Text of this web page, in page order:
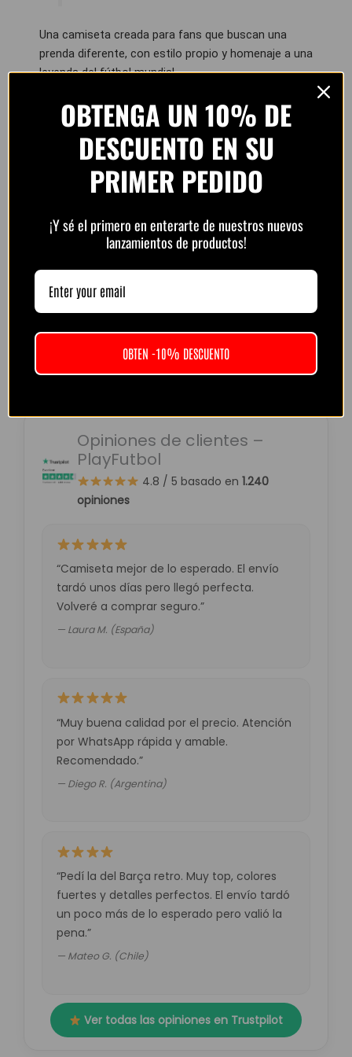
Una camiseta creada para fans que buscan una
prenda diferente, con estilo propio y homenaje a una
leyenda del fútbol mundial.
Pago 100% Seguro
Aceptamos los métodos de pago más seguros del
mundo.
Pay Pay
Compra protegida con cifrado SSL.
Opiniones de clientes –
PlayFutbol
4.8 / 5 basado en 1.240
opiniones
“Camiseta mejor de lo esperado. El envío
tardó unos días pero llegó perfecta.
Volveré a comprar seguro.”
— Laura M. (España)
“Muy buena calidad por el precio. Atención
por WhatsApp rápida y amable.
Recomendado.”
— Diego R. (Argentina)
“Pedí la del Barça retro. Muy top, colores
fuertes y detalles perfectos. El envío tardó
un poco más de lo esperado pero valió la
pena.”
— Mateo G. (Chile)
Ver todas las opiniones en Trustpilot
OBTENGA UN 10% DE
DESCUENTO EN SU
PRIMER PEDIDO
¡Y sé el primero en enterarte de nuestros nuevos
lanzamientos de productos!
OBTEN -10% DESCUENTO